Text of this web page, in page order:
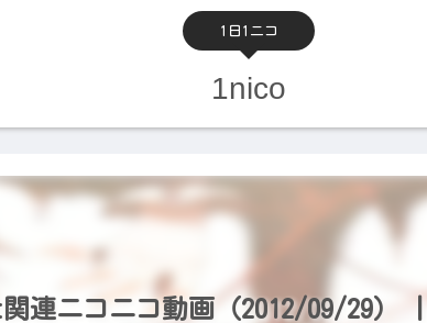
1日1ニコ
1nico
連ニコニコ動画（2012/09/29） |